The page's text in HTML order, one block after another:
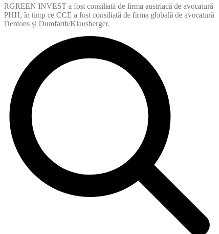
RGREEN INVEST a fost consiliată de firma austriacă de avocatură
PHH, în timp ce CCE a fost consiliată de firma globală de avocatură
Dentons și Dumfarth/Klausberger.